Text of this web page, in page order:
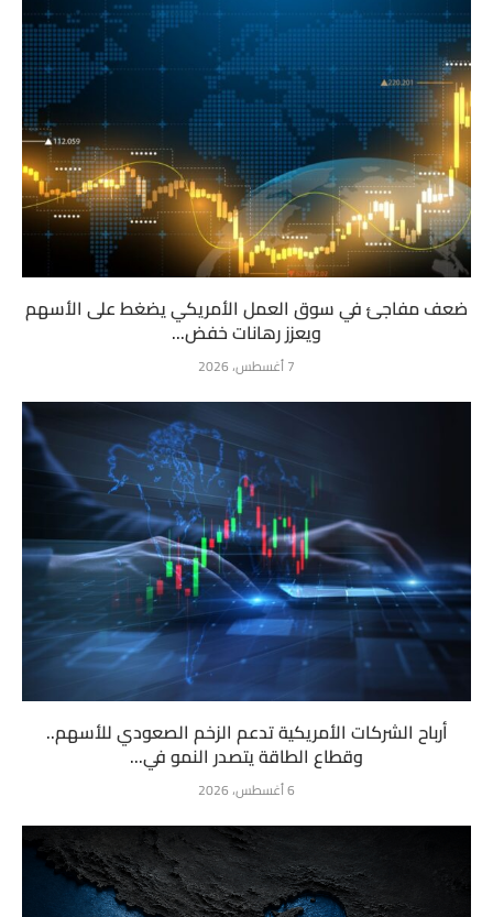
ضعف مفاجئ في سوق العمل الأمريكي يضغط على الأسهم
ويعزز رهانات خفض...
7 أغسطس، 2026
أرباح الشركات الأمريكية تدعم الزخم الصعودي للأسهم..
وقطاع الطاقة يتصدر النمو في...
6 أغسطس، 2026